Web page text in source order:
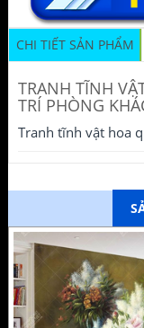
CHI TIẾT SẢN PHẨM
TRANH TĨNH
TRÍ PHÒNG
Tranh tĩnh vật hoa